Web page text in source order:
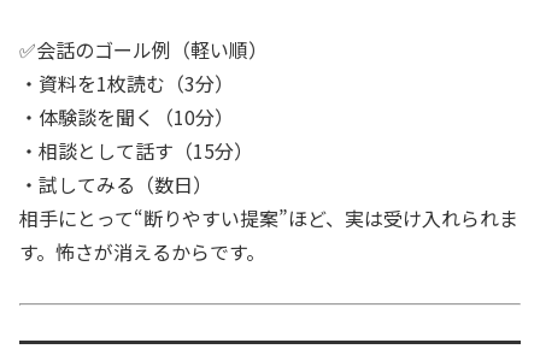
✅会話のゴール例（軽い順）
・資料を1枚読む（3分）
・体験談を聞く（10分）
・相談として話す（15分）
・試してみる（数日）
相手にとって“断りやすい提案”ほど、実は受け入れられま
す。怖さが消えるからです。